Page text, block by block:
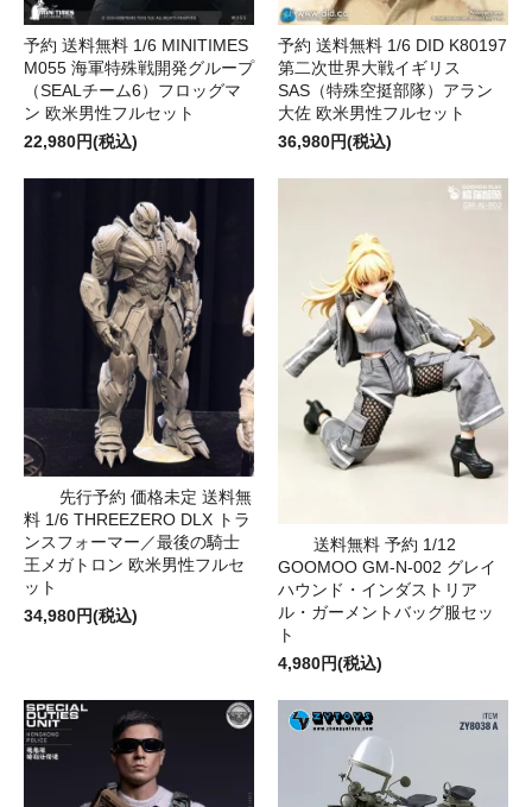
予約 送料無料 1/6 MINITIMES
M055 海軍特殊戦開発グループ
（SEALチーム6）フロッグマ
ン 欧米男性フルセット
22,980円(税込)
予約 送料無料 1/6 DID K80197
第二次世界大戦イギリス
SAS（特殊空挺部隊）アラン
大佐 欧米男性フルセット
36,980円(税込)
先行予約 価格未定 送料無
料 1/6 THREEZERO DLX トラ
ンスフォーマー／最後の騎士
王メガトロン 欧米男性フルセ
ット
34,980円(税込)
送料無料 予約 1/12
GOOMOO GM-N-002 グレイ
ハウンド・インダストリア
ル・ガーメントバッグ服セッ
ト
4,980円(税込)